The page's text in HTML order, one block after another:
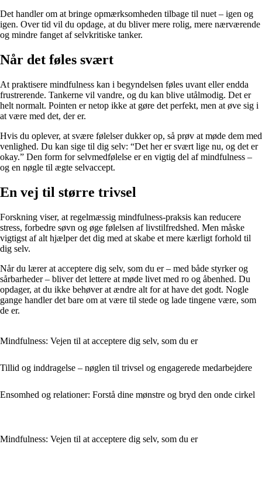
Det handler om at bringe opmærksomheden tilbage til nuet – igen og
igen. Over tid vil du opdage, at du bliver mere rolig, mere nærværende
og mindre fanget af selvkritiske tanker.
Når det føles svært
At praktisere mindfulness kan i begyndelsen føles uvant eller endda
frustrerende. Tankerne vil vandre, og du kan blive utålmodig. Det er
helt normalt. Pointen er netop ikke at gøre det perfekt, men at øve sig i
at være med det, der er.
Hvis du oplever, at svære følelser dukker op, så prøv at møde dem med
venlighed. Du kan sige til dig selv: “Det her er svært lige nu, og det er
okay.” Den form for selvmedfølelse er en vigtig del af mindfulness –
og en nøgle til ægte selvaccept.
En vej til større trivsel
Forskning viser, at regelmæssig mindfulness-praksis kan reducere
stress, forbedre søvn og øge følelsen af livstilfredshed. Men måske
vigtigst af alt hjælper det dig med at skabe et mere kærligt forhold til
dig selv.
Når du lærer at acceptere dig selv, som du er – med både styrker og
sårbarheder – bliver det lettere at møde livet med ro og åbenhed. Du
opdager, at du ikke behøver at ændre alt for at have det godt. Nogle
gange handler det bare om at være til stede og lade tingene være, som
de er.
Mindfulness: Vejen til at acceptere dig selv, som du er
Tillid og inddragelse – nøglen til trivsel og engagerede medarbejdere
Ensomhed og relationer: Forstå dine mønstre og bryd den onde cirkel
Mindfulness: Vejen til at acceptere dig selv, som du er